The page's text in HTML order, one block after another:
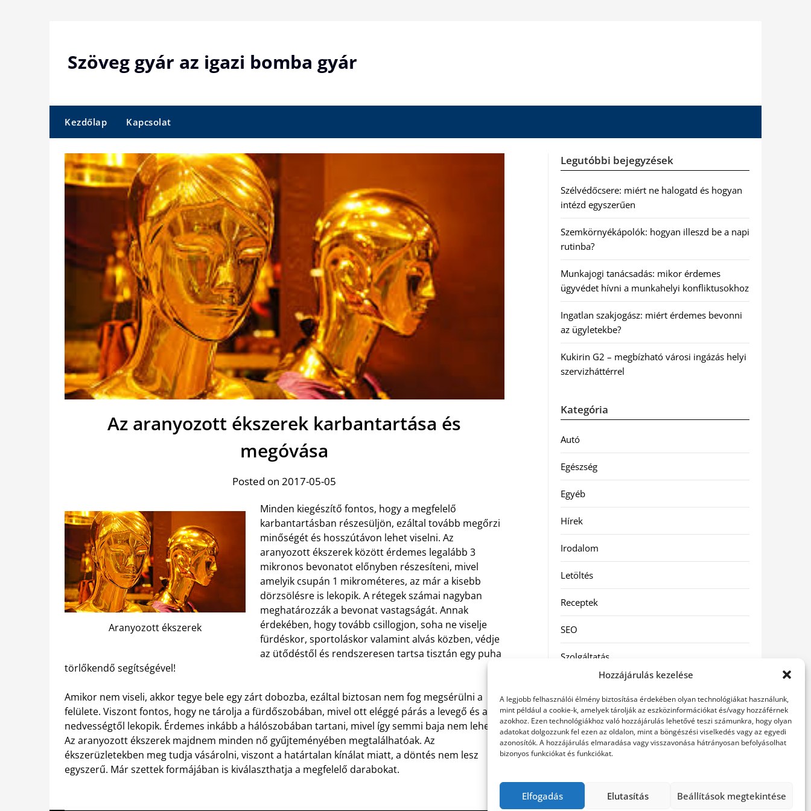
Hozzájárulás kezelése
A legjobb felhasználói élmény biztosítása érdekében olyan technológiákat használunk,
mint például a cookie-k, amelyek tárolják az eszközinformációkat és/vagy hozzáférnek
azokhoz. Ezen technológiákhoz való hozzájárulás lehetővé teszi számunkra, hogy olyan
adatokat dolgozzunk fel ezen az oldalon, mint a böngészési viselkedés vagy az egyedi
azonosítók. A hozzájárulás elmaradása vagy visszavonása hátrányosan befolyásolhat
bizonyos funkciókat és funkciókat.
Elfogadás Elutasítás Beállítások megtekintése
Szöveg gyár az igazi bomba gyár
Kezdőlap Kapcsolat
Az aranyozott ékszerek karbantartása és
megóvása
Posted on 2017-05-05
Aranyozott ékszerek
Minden kiegészítő fontos, hogy a megfelelő
karbantartásban részesüljön, ezáltal tovább megőrzi
minőségét és hosszútávon lehet viselni. Az
aranyozott ékszerek között érdemes legalább 3
mikronos bevonatot előnyben részesíteni, mivel
amelyik csupán 1 mikrométeres, az már a kisebb
dörzsölésre is lekopik. A rétegek számai nagyban
meghatározzák a bevonat vastagságát. Annak
érdekében, hogy tovább csillogjon, soha ne viselje
fürdéskor, sportoláskor valamint alvás közben, védje
az ütődéstől és rendszeresen tartsa tisztán egy puha
törlőkendő segítségével!
Amikor nem viseli, akkor tegye bele egy zárt dobozba, ezáltal biztosan nem fog megsérülni a
felülete. Viszont fontos, hogy ne tárolja a fürdőszobában, mivel ott eléggé párás a levegő és a
nedvességtől lekopik. Érdemes inkább a hálószobában tartani, mivel így semmi baja nem lehet.
Az aranyozott ékszerek majdnem minden nő gyűjteményében megtalálhatóak. Az
ékszerüzletekben meg tudja vásárolni, viszont a határtalan kínálat miatt, a döntés nem lesz
egyszerű. Már szettek formájában is kiválaszthatja a megfelelő darabokat.
Legutóbbi bejegyzések
Szélvédőcsere: miért ne halogatd és hogyan
intézd egyszerűen
Szemkörnyékápolók: hogyan illeszd be a napi
rutinba?
Munkajogi tanácsadás: mikor érdemes
ügyvédet hívni a munkahelyi konfliktusokhoz
Ingatlan szakjogász: miért érdemes bevonni
az ügyletekbe?
Kukirin G2 – megbízható városi ingázás helyi
szervizháttérrel
Kategória
Autó
Egészség
Egyéb
Hírek
Irodalom
Letöltés
Receptek
SEO
Szolgáltatás
Táskák
Vásárlás-Eladás